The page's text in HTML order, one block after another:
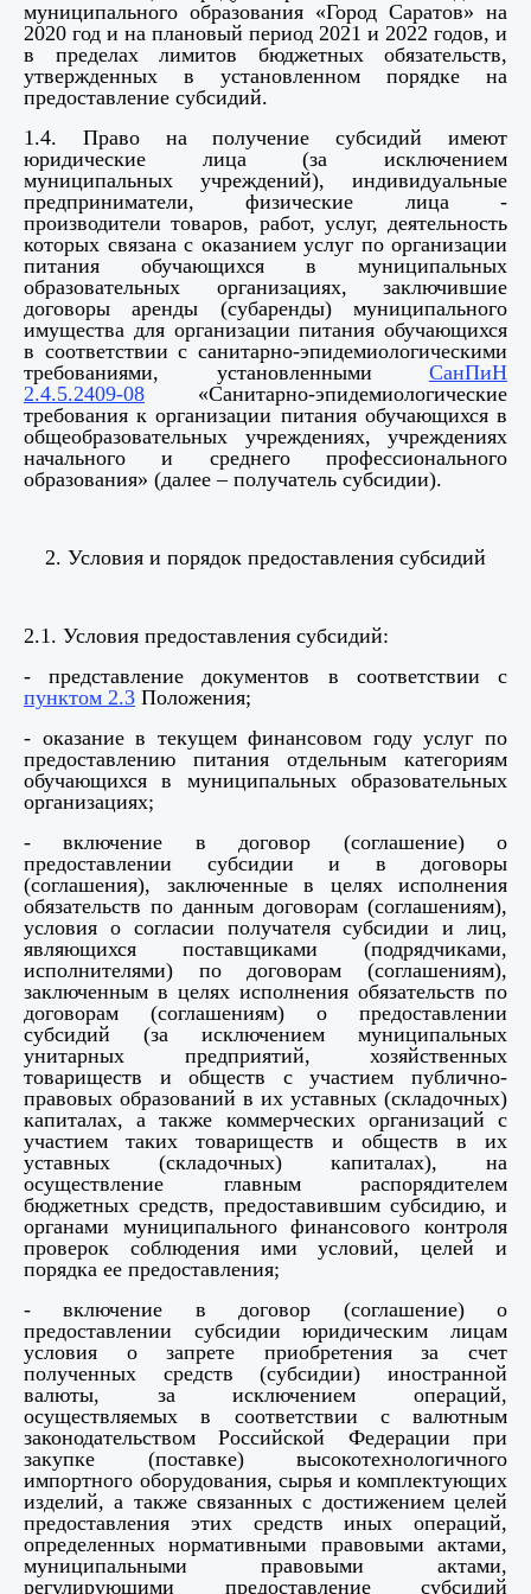
муниципального образования «Город Саратов» на
2020 год и на плановый период 2021 и 2022 годов, и
в пределах лимитов бюджетных обязательств,
утвержденных в установленном порядке на
предоставление субсидий.
1.4. Право на получение субсидий имеют
юридические лица (за исключением
муниципальных учреждений), индивидуальные
предприниматели,физические лица -
производители товаров, работ, услуг, деятельность
которых связана с оказанием услуг по организации
питания обучающихся в муниципальных
образовательных организациях, заключившие
договоры аренды (субаренды) муниципального
имущества для организации питания обучающихся
в соответствии с санитарно-эпидемиологическими
требованиями, установленными СанПиН
2.4.5.2409-08 «Санитарно-эпидемиологические
требования к организации питания обучающихся в
общеобразовательных учреждениях, учреждениях
начального и среднего профессионального
образования» (далее – получатель субсидии).
2. Условия и порядок предоставления субсидий
2.1. Условия предоставления субсидий:
- представление документов в соответствии с
пунктом 2.3 Положения;
- оказание в текущем финансовом году услуг по
предоставлению питания отдельным категориям
обучающихся в муниципальных образовательных
организациях;
- включение в договор (соглашение) о
предоставлении субсидии и в договоры
(соглашения), заключенные в целях исполнения
обязательств по данным договорам (соглашениям),
условия о согласии получателя субсидии и лиц,
являющихся поставщиками (подрядчиками,
исполнителями) по договорам (соглашениям),
заключенным в целях исполнения обязательств по
договорам (соглашениям) о предоставлении
субсидий (за исключением муниципальных
унитарных предприятий, хозяйственных
товариществ и обществ с участием публично-
правовых образований в их уставных (складочных)
капиталах, а также коммерческих организаций с
участием таких товариществ и обществ в их
уставных (складочных) капиталах), на
осуществление главным распорядителем
бюджетных средств, предоставившим субсидию, и
органами муниципального финансового контроля
проверок соблюдения ими условий, целей и
порядка ее предоставления;
- включение в договор (соглашение) о
предоставлении субсидии юридическим лицам
условия о запрете приобретения за счет
полученных средств (субсидии) иностранной
валюты, за исключением операций,
осуществляемых в соответствии с валютным
законодательством Российской Федерации
при
закупке (поставке) высокотехнологичного
импортного оборудования, сырья и комплектующих
изделий, а также связанных с достижением целей
предоставления этих средств иных операций,
определенных нормативными правовыми актами,
муниципальными правовыми актами,
регулирующими предоставление субсидий